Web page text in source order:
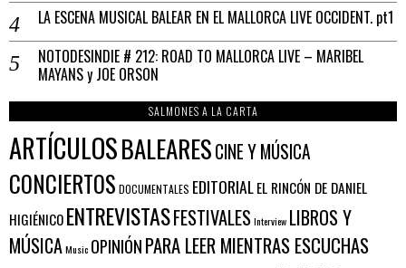
LA ESCENA MUSICAL BALEAR EN EL MALLORCA LIVE OCCIDENT. pt1
NOTODESINDIE # 212: ROAD TO MALLORCA LIVE – MARIBEL
MAYANS y JOE ORSON
SALMONES A LA CARTA
ARTÍCULOSBALEARESCINE Y MÚSICA
CONCIERTOS DOCUMENTALES EDITORIALEL RINCÓN DE DANIEL
HIGIÉNICOENTREVISTASFESTIVALESInterview LIBROS Y
MÚSICAMusic OPINIÓNPARA LEER MIENTRAS ESCUCHAS